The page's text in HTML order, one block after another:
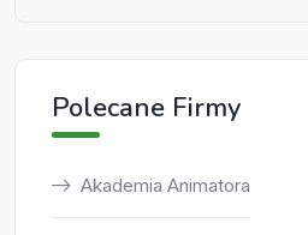
Polecane Firmy
Akademia Animatora